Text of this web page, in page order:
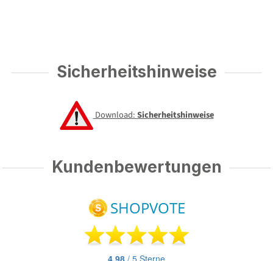
Sicherheitshinweise
Download:Sicherheitshinweise
Kundenbewertungen